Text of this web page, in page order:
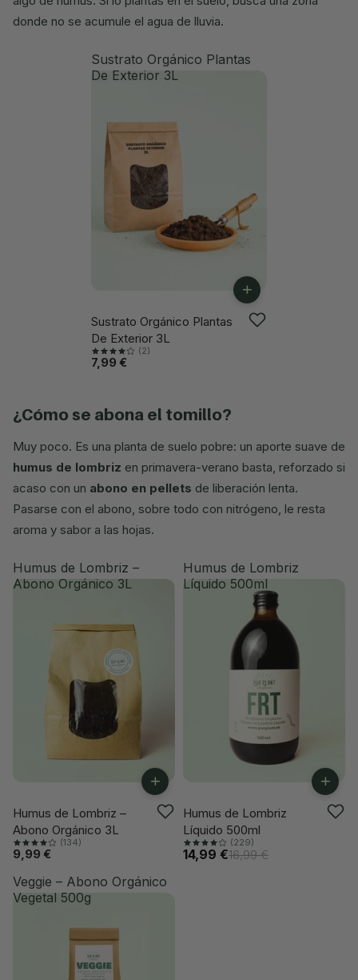
donde no se acumule el agua de lluvia.
Sustrato Orgánico Plantas
De Exterior 3L
+
Sustrato Orgánico Plantas
De Exterior 3L
(2)
7,99 €
¿cómo se abona el tomillo?
Muy poco. Es una planta de suelo pobre: un aporte suave de
humus de lombriz en primavera-verano basta, reforzado si
acaso con un abono en pellets de liberación lenta.
Pasarse con el abono, sobre todo con nitrógeno, le resta
aroma y sabor a las hojas.
Humus de Lombriz –
Abono Orgánico 3L
+
Humus de Lombriz –
Abono Orgánico 3L
(134)
9,99 €
Humus de Lombriz
Líquido 500ml
-11%
+
Humus de Lombriz
Líquido 500ml
(229)
14,99 €16,99 €
Veggie – Abono Orgánico
Vegetal 500g